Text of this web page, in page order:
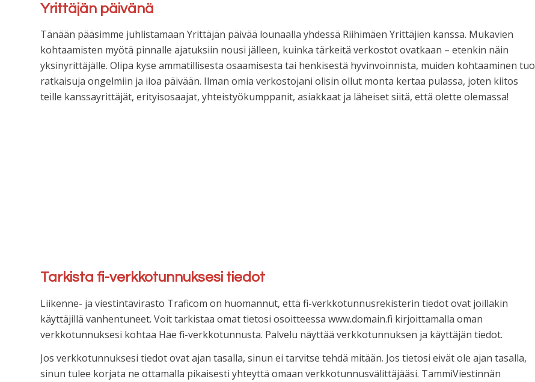
Yrittäjän päivänä
Tänään pääsimme juhlistamaan Yrittäjän päivää lounaalla yhdessä Riihimäen Yrittäjien kanssa. Mukavien
kohtaamisten myötä pinnalle ajatuksiin nousi jälleen, kuinka tärkeitä verkostot ovatkaan – etenkin näin
yksinyrittäjälle. Olipa kyse ammatillisesta osaamisesta tai henkisestä hyvinvoinnista, muiden kohtaaminen tuo
ratkaisuja ongelmiin ja iloa päivään. Ilman omia verkostojani olisin ollut monta kertaa pulassa, joten kiitos
teille kanssayrittäjät, erityisosaajat, yhteistyökumppanit, asiakkaat ja läheiset siitä, että olette olemassa!
Tarkista fi-verkkotunnuksesi tiedot
Liikenne- ja viestintävirasto Traficom on huomannut, että fi-verkkotunnusrekisterin tiedot ovat joillakin
käyttäjillä vanhentuneet. Voit tarkistaa omat tietosi osoitteessa www.domain.fi kirjoittamalla oman
verkkotunnuksesi kohtaa Hae fi-verkkotunnusta. Palvelu näyttää verkkotunnuksen ja käyttäjän tiedot.
Jos verkkotunnuksesi tiedot ovat ajan tasalla, sinun ei tarvitse tehdä mitään. Jos tietosi eivät ole ajan tasalla,
sinun tulee korjata ne ottamalla pikaisesti yhteyttä omaan verkkotunnusvälittäjääsi. TammiViestinnän